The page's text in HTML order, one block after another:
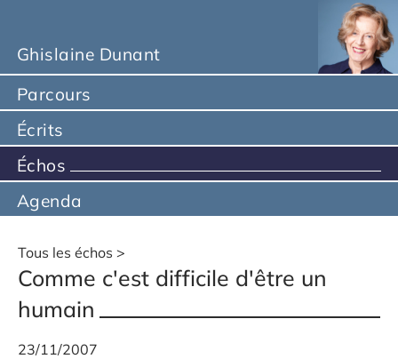
Ghislaine Dunant
Parcours
Écrits
Échos
Agenda
Tous les échos
Comme c'est difficile d'être un
humain
23/11/2007